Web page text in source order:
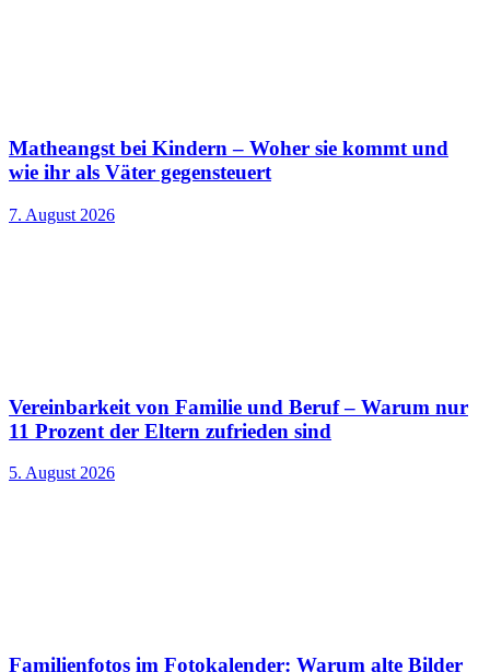
Matheangst bei Kindern – Woher sie kommt und
wie ihr als Väter gegensteuert
7. August 2026
Vereinbarkeit von Familie und Beruf – Warum nur
11 Prozent der Eltern zufrieden sind
5. August 2026
Familienfotos im Fotokalender: Warum alte Bilder